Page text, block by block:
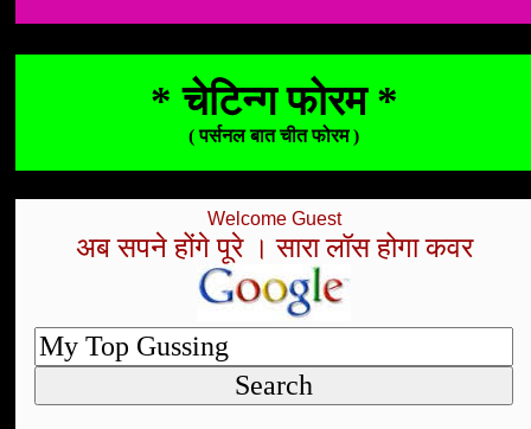
* चेटिन्ग फोरम *
( पर्सनल बात चीत फोरम )
Welcome Guest
अब सपने होंगे पूरे । सारा लॉस होगा कवर